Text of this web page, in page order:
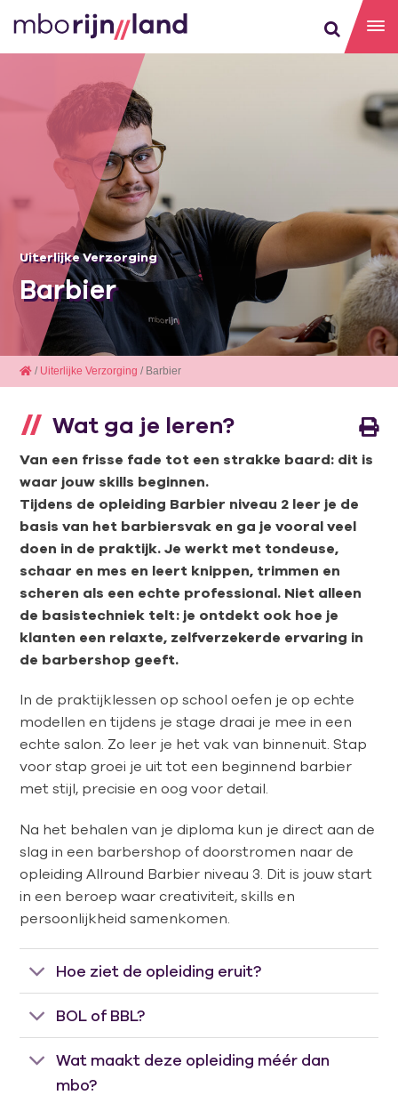
Uiterlijke Verzorging
Barbier
/ Uiterlijke Verzorging / Barbier
Wat ga je leren?
Van een frisse fade tot een strakke baard: dit is
waar jouw skills beginnen.
Tijdens de opleiding Barbier niveau 2 leer je de
basis van het barbiersvak en ga je vooral veel
doen in de praktijk. Je werkt met tondeuse,
schaar en mes en leert knippen, trimmen en
scheren als een echte professional. Niet alleen
de basistechniek telt: je ontdekt ook hoe je
klanten een relaxte, zelfverzekerde ervaring in
de barbershop geeft.
In de praktijklessen op school oefen je op echte
modellen en tijdens je stage draai je mee in een
echte salon. Zo leer je het vak van binnenuit. Stap
voor stap groei je uit tot een beginnend barbier
met stijl, precisie en oog voor detail.
Na het behalen van je diploma kun je direct aan de
slag in een barbershop of doorstromen naar de
opleiding Allround Barbier niveau 3. Dit is jouw start
in een beroep waar creativiteit, skills en
persoonlijkheid samenkomen.
Hoe ziet de opleiding eruit?
BOL of BBL?
Wat maakt deze opleiding méér dan
mbo?